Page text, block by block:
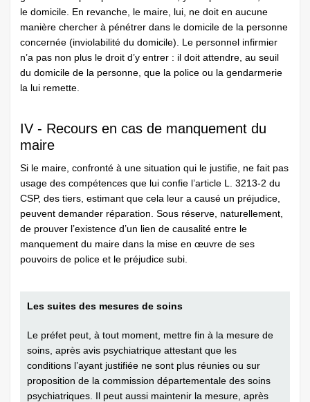
le domicile. En revanche, le maire, lui, ne doit en aucune
manière chercher à pénétrer dans le domicile de la personne
concernée (inviolabilité du domicile). Le personnel infirmier
n’a pas non plus le droit d’y entrer : il doit attendre, au seuil
du domicile de la personne, que la police ou la gendarmerie
la lui remette.
IV - Recours en cas de manquement du
maire
Si le maire, confronté à une situation qui le justifie, ne fait pas
usage des compétences que lui confie l’article L. 3213-2 du
CSP, des tiers, estimant que cela leur a causé un préjudice,
peuvent demander réparation. Sous réserve, naturellement,
de prouver l’existence d’un lien de causalité entre le
manquement du maire dans la mise en œuvre de ses
pouvoirs de police et le préjudice subi.
Les suites des mesures de soins
Le préfet peut, à tout moment, mettre fin à la mesure de
soins, après avis psychiatrique attestant que les
conditions l’ayant justifiée ne sont plus réunies ou sur
proposition de la commission départementale des soins
psychiatriques. Il peut aussi maintenir la mesure, après